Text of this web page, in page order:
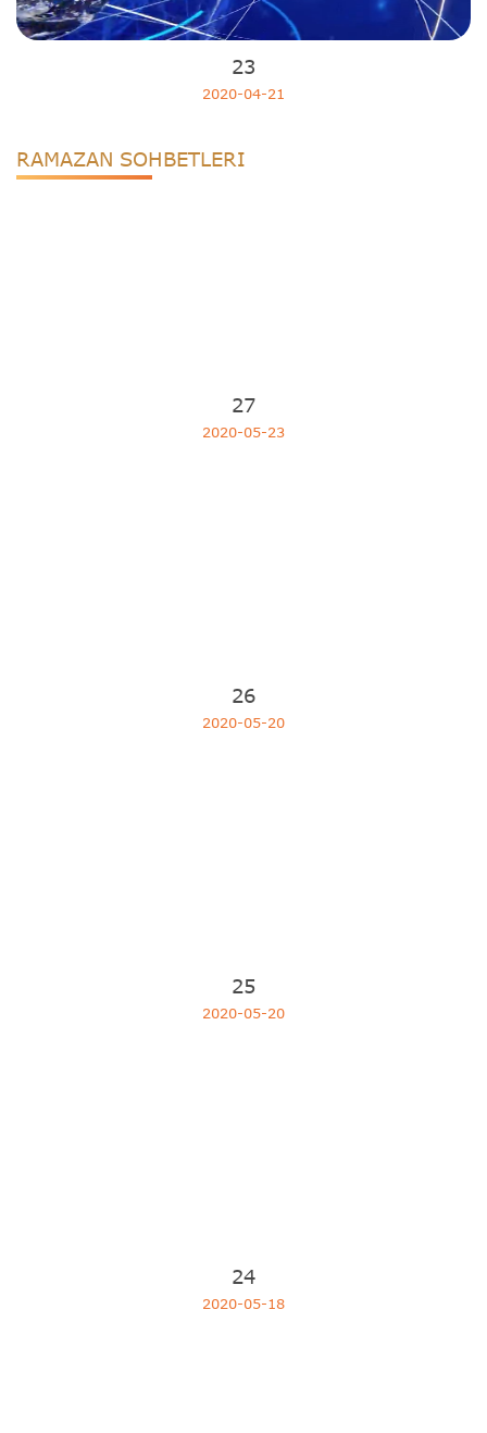
23
2020-04-21
RAMAZAN SOHBETLERI
27
2020-05-23
26
2020-05-20
25
2020-05-20
24
2020-05-18